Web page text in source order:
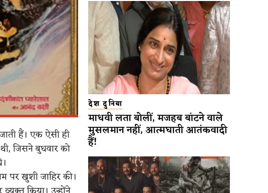
हैं। एक ऐसी ही
जिसने बुधवार को
पर खुशी जाहिर की।
देश दुनिया
माधवी लता बोलीं, मजहब बांटने वाले
मुसलमान नहीं, आत्मघाती आतंकवादी
हैं!